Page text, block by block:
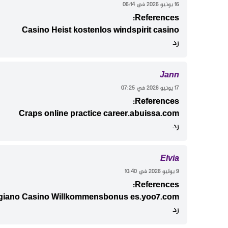
‫16 يونيو 2026 في 06:14
References:
Casino Heist kostenloswindspirit casino
رد
Jann
‫17 يونيو 2026 في 07:25
References:
Craps online practicecareer.abuissa.com
رد
Elvia
‫9 يوليو 2026 في 10:40
References:
Casino Willkommensbonuses.yoo7.com
رد